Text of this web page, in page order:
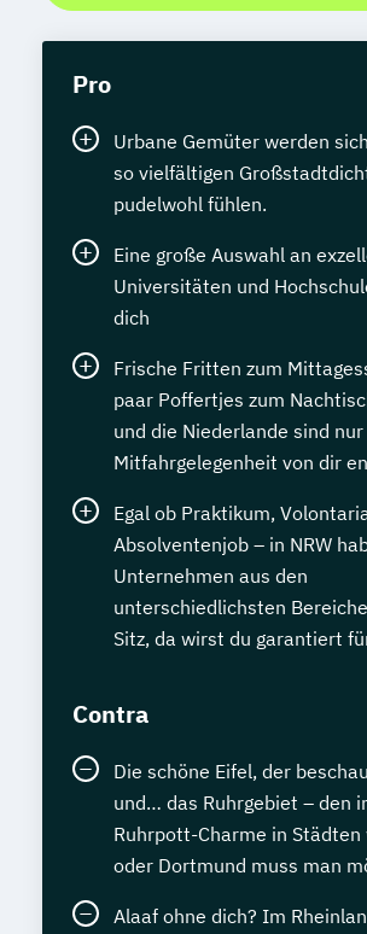
Pro
Urbane Gemüter werden
so vielfältigen
pudelwohl fühlen.
Eine große Auswahl an
Universitäten und
dich
Frische Fritten zum
paar Poffertjes zum
und die Niederlande sind
Mitfahrgelegenheit von dir
Egal ob Praktikum,
Absolventenjob – in NRW
Unternehmen aus den
unterschiedlichsten
Sitz, da wirst du garantiert
Contra
Die schöne Eifel, der
und… das Ruhrgebiet – den
Ruhrpott-Charme in Städten
oder Dortmund muss man
Alaaf ohne dich? Im